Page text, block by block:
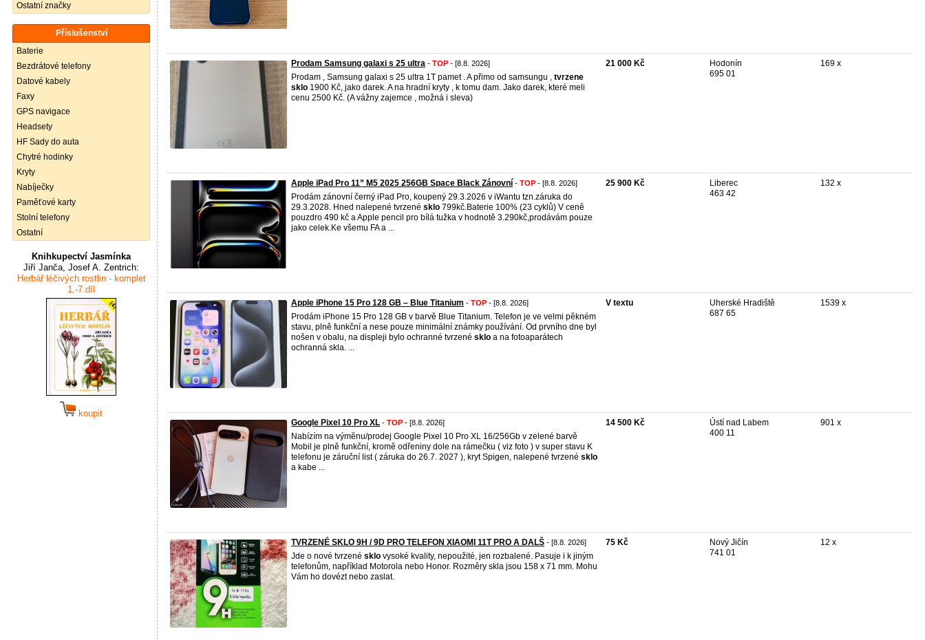
Ostatní značky
Příslušenství
Baterie
Bezdrátové telefony
Datové kabely
Faxy
GPS navigace
Headsety
HF Sady do auta
Chytré hodinky
Kryty
Nabíječky
Paměťové karty
Stolní telefony
Ostatní
Knihkupectví Jasmínka
Jiří Janča, Josef A. Zentrich:
Herbář léčivých rostlin - komplet
1.-7.díl
koupit
Prodam Samsung galaxi s 25 ultra - TOP - [8.8. 2026]
Prodam , Samsung galaxi s 25 ultra 1T pamet . A přimo od samsungu , tvrzene
sklo 1900 Kč, jako darek. A na hradní kryty , k tomu dam. Jako darek, které meli
cenu 2500 Kč. (A vážny zajemce , možná i sleva)
21 000 Kč
Hodonín
695 01
169 x
Apple iPad Pro 11” M5 2025 256GB Space Black Zánovní - TOP - [8.8. 2026]
Prodám zánovní černý iPad Pro, koupený 29.3.2026 v iWantu tzn.záruka do
29.3.2028. Hned nalepené tvrzené sklo 799kč.Baterie 100% (23 cyklů) V ceně
pouzdro 490 kč a Apple pencil pro bílá tužka v hodnotě 3.290kč,prodávám pouze
jako celek.Ke všemu FA a ...
25 900 Kč
Liberec
463 42
132 x
Apple iPhone 15 Pro 128 GB – Blue Titanium - TOP - [8.8. 2026]
Prodám iPhone 15 Pro 128 GB v barvě Blue Titanium. Telefon je ve velmi pěkném
stavu, plně funkční a nese pouze minimální známky používání. Od prvního dne byl
nošen v obalu, na displeji bylo ochranné tvrzené sklo a na fotoaparátech
ochranná skla. ...
V textu
Uherské Hradiště
687 65
1539 x
Google Pixel 10 Pro XL - TOP - [8.8. 2026]
Nabízím na výměnu/prodej Google Pixel 10 Pro XL 16/256Gb v zelené barvě
Mobil je plně funkční, kromě odřeniny dole na rámečku ( viz foto ) v super stavu K
telefonu je záruční list ( záruka do 26.7. 2027 ), kryt Spigen, nalepené tvrzené sklo
a kabe ...
14 500 Kč
Ústí nad Labem
400 11
901 x
TVRZENÉ SKLO 9H / 9D PRO TELEFON XIAOMI 11T PRO A DALŠ - [8.8. 2026]
Jde o nové tvrzené sklo vysoké kvality, nepoužité, jen rozbalené. Pasuje i k jiným
telefonům, například Motorola nebo Honor. Rozměry skla jsou 158 x 71 mm. Mohu
Vám ho dovézt nebo zaslat.
75 Kč
Nový Jičín
741 01
12 x